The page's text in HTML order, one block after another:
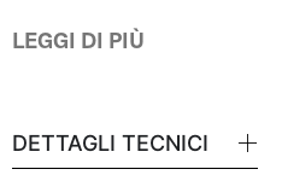
LEGGI DI PIÙ
DETTAGLI TECNICI